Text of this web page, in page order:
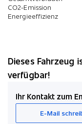
CO2-Emission
Energieeffizienz
Dieses Fahrzeug
verfügbar!
Ihr Kontakt zum
E-Mail